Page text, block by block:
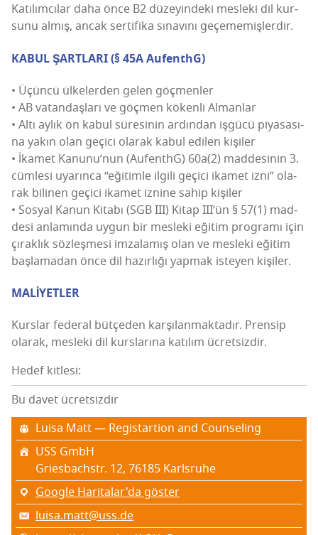
Katı­lım­cı­lar daha önce B2 düze­yin­de­ki mes­le­ki dil kur­
su­nu almış, ancak ser­ti­fi­ka sına­vı­nı geçememişlerdir.
KABUL ŞARTLARI (§ 45A AufenthG)
• Üçün­cü ülke­ler­den gelen göç­men­ler
• AB vatan­daş­la­rı ve göç­men köken­li Alman­lar
• Altı aylık ön kabul süre­si­nin ardın­dan işgü­cü piya­sa­sı­
na yakın olan geçi­ci ola­rak kabul edi­len kişi­ler
• İkam­et Kanunu’nun (AufenthG) 60a(2) mad­de­si­nin 3.
cüm­le­si uya­rın­ca “eği­tim­le ilgi­li geçi­ci ika­met izni” ola­
rak bili­nen geçi­ci ika­met izni­ne sahip kişi­ler
• Sos­yal Kanun Kita­bı (SGB III) Kitap III’ün § 57(1) mad­
de­si anla­mın­da uygun bir mes­le­ki eği­tim prog­ra­mı için
çırak­lık söz­leş­me­si imza­la­mış olan ve mes­le­ki eği­tim
baş­la­ma­dan önce dil hazır­lı­ğı yap­mak iste­yen kişiler.
MALİYETLER
Kurs­lar fede­ral büt­çe­den kar­şı­lan­mak­ta­dır. Pren­sip
ola­rak, mes­le­ki dil kurs­la­rı­na katı­lım ücretsizdir.
Hedef kitlesi:
Bu davet ücretsizdir
Luisa Matt — Regis­tar­ti­on and Counseling
USS GmbH
Gri­es­bachstr. 12, 76185 Karls­ru­he
Google Haritalar'da göster
luisa.matt@uss.de